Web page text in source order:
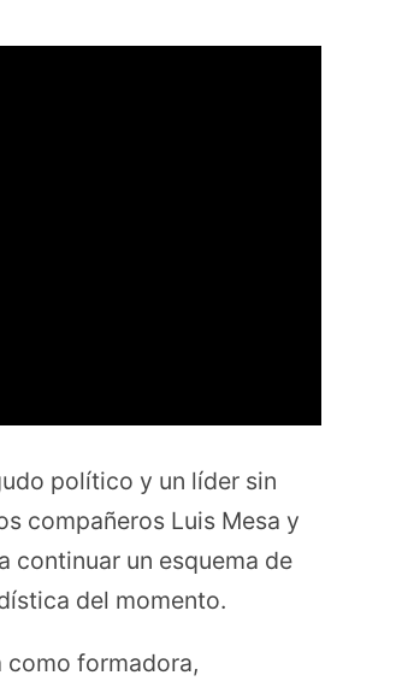
político y un líder sin
compañeros Luis Mesa y
continuar un esquema de
del momento.
como formadora,